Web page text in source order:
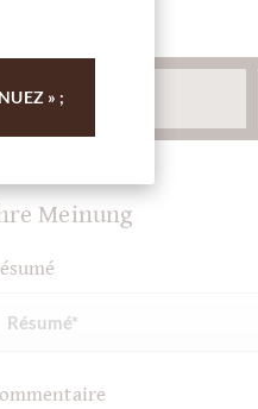
Meinung
» ;